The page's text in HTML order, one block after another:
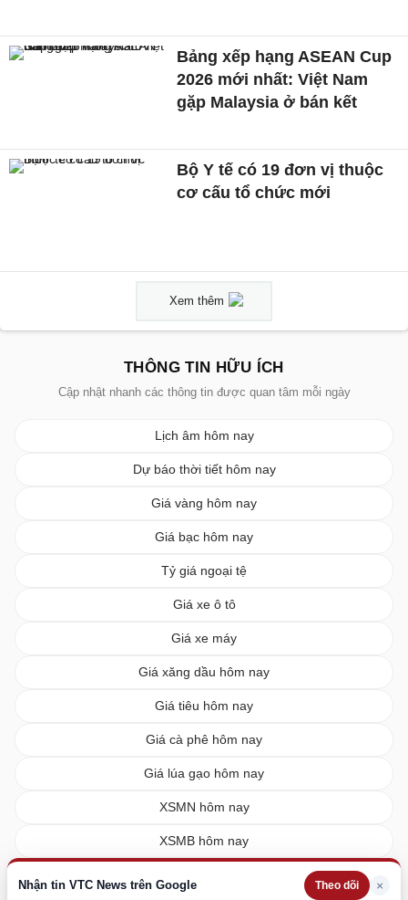
Nhận tin VTC News trên Google Theo dõi ×
Bảng xếp hạng ASEAN Cup
2026 mới nhất: Việt Nam
gặp Malaysia ở bán kết
Bộ Y tế có 19 đơn vị thuộc
cơ cấu tổ chức mới
Xem thêm
THÔNG TIN HỮU ÍCH
Cập nhật nhanh các thông tin được quan tâm mỗi ngày
Lịch âm hôm nay
Dự báo thời tiết hôm nay
Giá vàng hôm nay
Giá bạc hôm nay
Tỷ giá ngoại tệ
Giá xe ô tô
Giá xe máy
Giá xăng dầu hôm nay
Giá tiêu hôm nay
Giá cà phê hôm nay
Giá lúa gạo hôm nay
XSMN hôm nay
XSMB hôm nay